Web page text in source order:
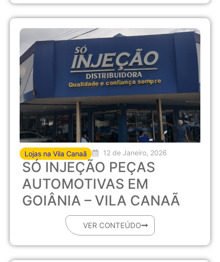
Lojas na Vila Canaã 12 de Janeiro, 2026
SÓ INJEÇÃO PEÇAS
AUTOMOTIVAS EM
GOIÂNIA – VILA CANAÃ
VER CONTEÚDO